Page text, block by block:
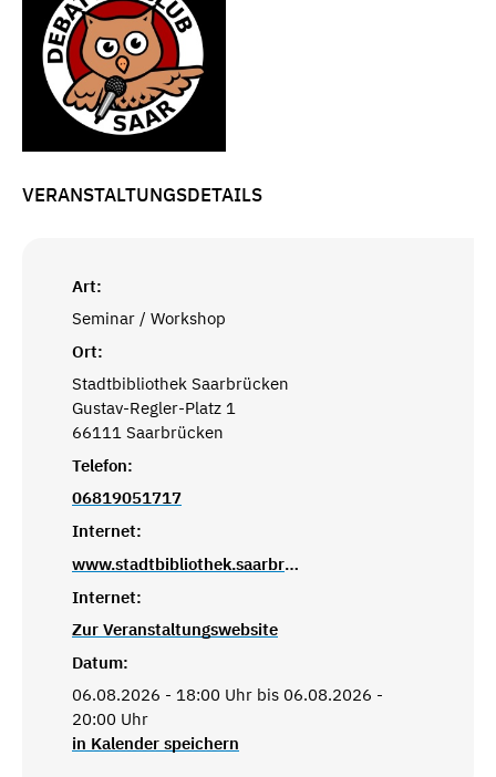
VERANSTALTUNGSDETAILS
Art:
Seminar / Workshop
Ort:
Stadtbibliothek Saarbrücken
Gustav-Regler-Platz 1
66111 Saarbrücken
Telefon:
06819051717
Internet:
www.stadtbibliothek.saarbruecken.de
Internet:
Zur Veranstaltungswebsite
Datum:
06.08.2026 - 18:00 Uhr bis 06.08.2026 -
20:00 Uhr
in Kalender speichern